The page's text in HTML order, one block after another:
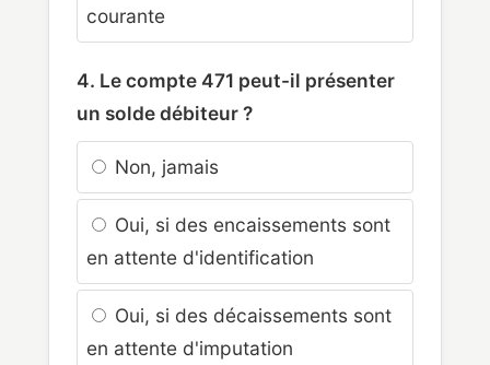
courante
4. Le compte 471 peut-il présenter
un solde débiteur ?
Non, jamais
Oui, si des encaissements sont
en attente d'identification
Oui, si des décaissements sont
en attente d'imputation